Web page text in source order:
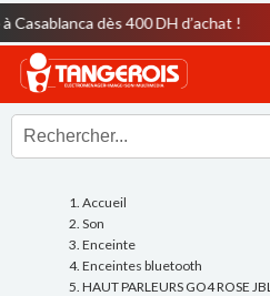
dès 400 DH d’achat !
Accueil
Son
Enceinte
Enceintes bluetooth
HAUT PARLEURS GO4 ROSE JBL